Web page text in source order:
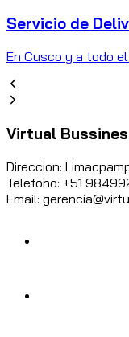
Servicio de
En Cusco y a todo el
Virtual Bussines
Direccion:
Telefono: +51
Email: